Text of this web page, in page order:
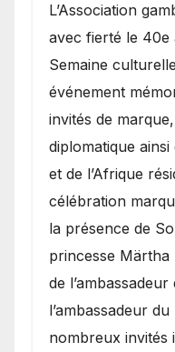
​L’Association
avec fierté le 40e
Semaine
événement
invités de
diplomatique ainsi
et de l’Afrique
célébration
la présence de
princesse Märtha
de
l’ambassadeur
nombreux invités